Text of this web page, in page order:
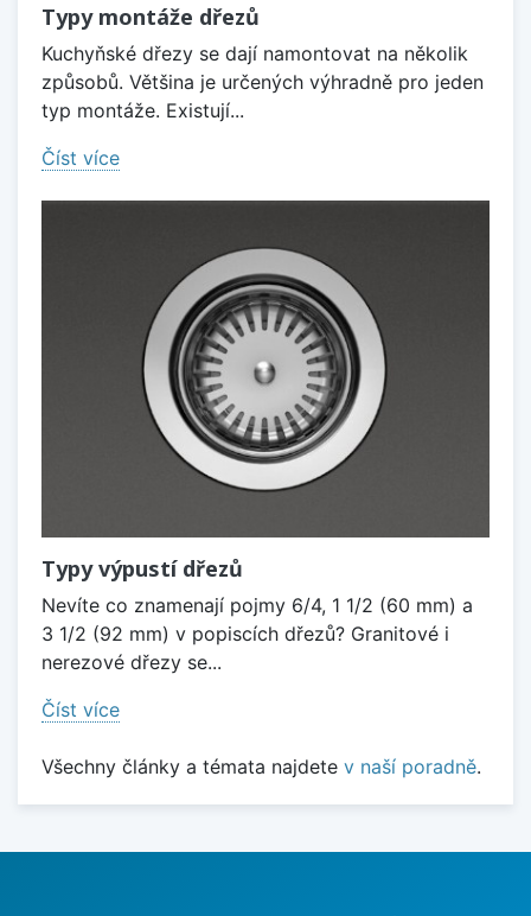
Typy montáže dřezů
Kuchyňské dřezy se dají namontovat na několik
způsobů. Většina je určených výhradně pro jeden
typ montáže. Existují...
Číst více
Typy výpustí dřezů
Nevíte co znamenají pojmy 6/4, 1 1/2 (60 mm) a
3 1/2 (92 mm) v popiscích dřezů? Granitové i
nerezové dřezy se...
Číst více
Všechny články a témata najdete v naší poradně.